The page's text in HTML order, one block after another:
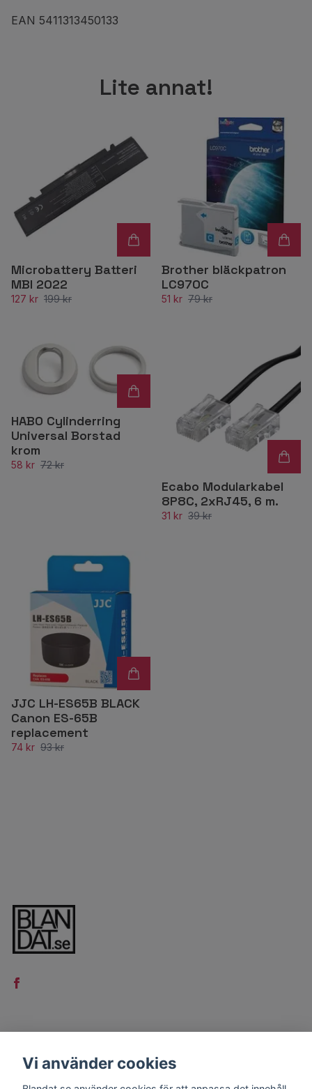
EAN 5411313450133
Lite annat!
Microbattery Batteri
MBI 2022
127 kr 199 kr
Brother bläckpatron
LC970C
51 kr 79 kr
HABO Cylinderring
Universal Borstad
krom
58 kr 72 kr
Ecabo Modularkabel
8P8C, 2xRJ45, 6 m.
31 kr 39 kr
JJC LH-ES65B BLACK
Canon ES-65B
replacement
74 kr 93 kr
Kontakt
Vi använder cookies